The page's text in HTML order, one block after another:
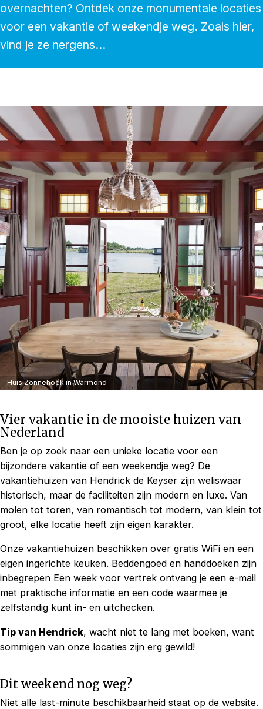
overnachten? Ontdek onze monumentale locaties
voor een vakantie of weekendje weg. Zoals hier,
vind je ze nergens...
Huis Zonnehoek in Warmond
Vier vakantie in de mooiste huizen van
Nederland
Ben je op zoek naar een unieke locatie voor een
bijzondere vakantie of een weekendje weg? De
vakantiehuizen van Hendrick de Keyser zijn weliswaar
historisch, maar de faciliteiten zijn modern en luxe. Van
molen tot toren, van romantisch tot modern, van klein tot
groot, elke locatie heeft zijn eigen karakter.
Onze vakantiehuizen beschikken over gratis WiFi en een
eigen ingerichte keuken. Beddengoed en handdoeken zijn
inbegrepen Een week voor vertrek ontvang je een e-mail
met praktische informatie en een code waarmee je
zelfstandig kunt in- en uitchecken.
Tip van Hendrick, wacht niet te lang met boeken, want
sommigen van onze locaties zijn erg gewild!
Dit weekend nog weg?
Niet alle last-minute beschikbaarheid staat op de website.